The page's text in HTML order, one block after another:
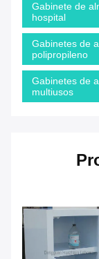
Gabinete de
hospital
Gabinetes de
polipropileno
Gabinetes de
multiusos